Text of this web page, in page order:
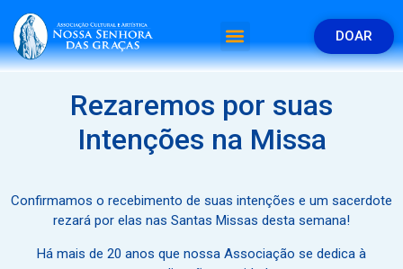
DOAR
Rezaremos por suas
Intenções na Missa
Confirmamos o recebimento de suas intenções e um sacerdote
rezará por elas nas Santas Missas desta semana!
Há mais de 20 anos que nossa Associação se dedica à